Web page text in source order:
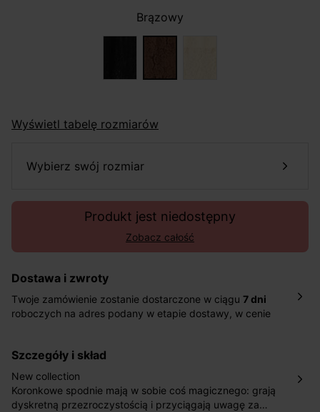
Brązowy
Wyświetl tabelę rozmiarów
wybierz swój rozmiar
Produkt jest niedostępny
Zobacz całość
Dostawa i zwroty
Twoje zamówienie zostanie dostarczone w ciągu 7 dni
roboczych na adres podany w etapie dostawy, w cenie
pośrednictwem DHL Express.
Nowość: Zamówienia dostarczamy w ciągu 4-6 dni
roboczych do wybranego przez Ciebie paczkomatu , a
koszt przesyłki wynosi 9,40 zł.
szczegóły i skład
New collection
Koronkowe spodnie mają w sobie coś magicznego: grają
dyskretną przezroczystością i przyciągają uwagę za